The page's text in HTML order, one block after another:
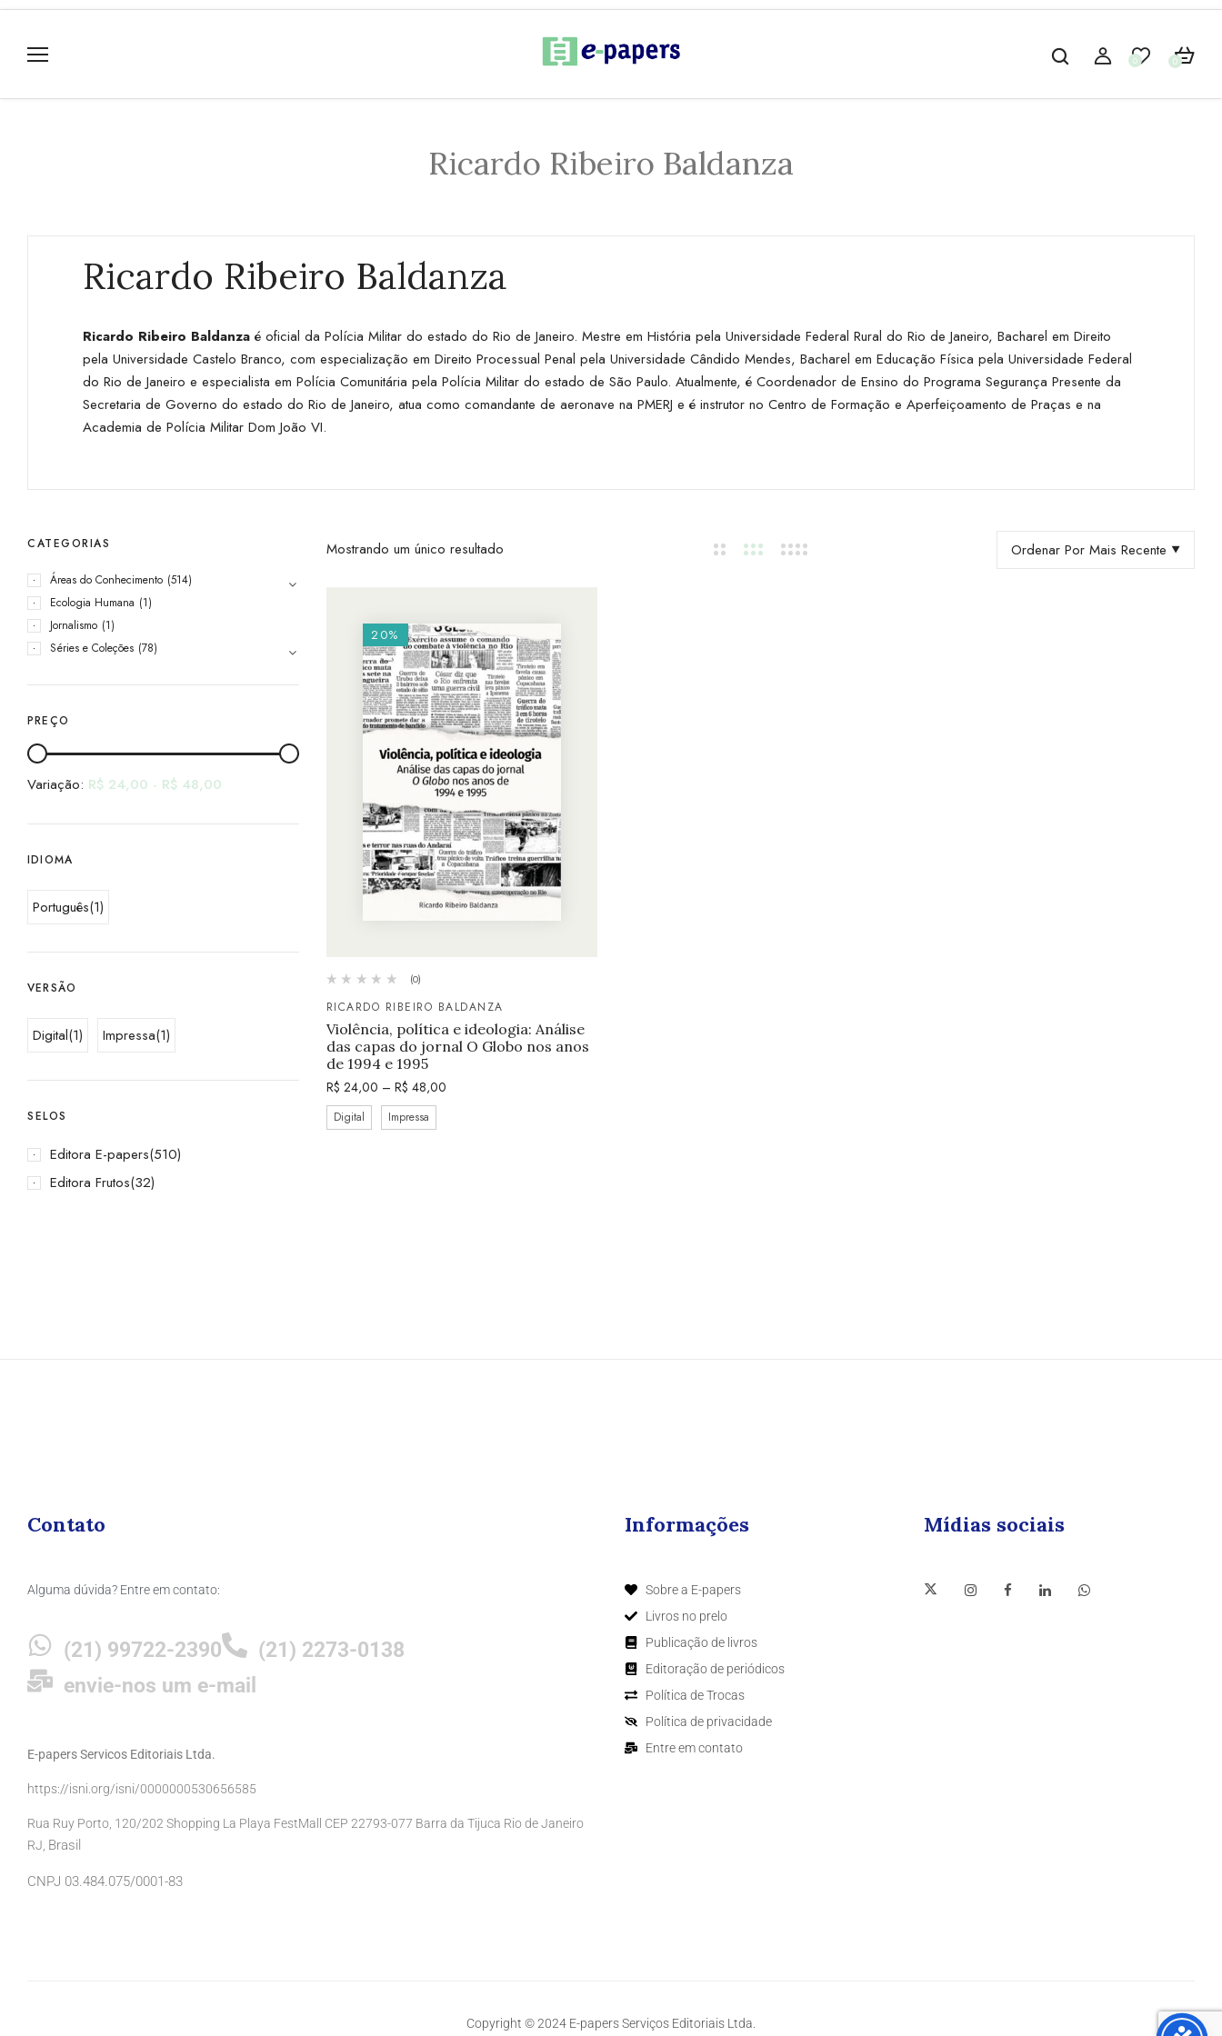
0 0
Ricardo Ribeiro Baldanza
Ricardo Ribeiro Baldanza
Ricardo Ribeiro Baldanza é oficial da Polícia Militar do estado do Rio de Janeiro. Mestre em História pela Universidade Federal Rural do Rio de Janeiro, Bacharel em Direito
pela Universidade Castelo Branco, com especialização em Direito Processual Penal pela Universidade Cândido Mendes, Bacharel em Educação Física pela Universidade Federal
do Rio de Janeiro e especialista em Polícia Comunitária pela Polícia Militar do estado de São Paulo. Atualmente, é Coordenador de Ensino do Programa Segurança Presente da
Secretaria de Governo do estado do Rio de Janeiro, atua como comandante de aeronave na PMERJ e é instrutor no Centro de Formação e Aperfeiçoamento de Praças e na
Academia de Polícia Militar Dom João VI.
CATEGORIAS
Áreas do Conhecimento (514)
Ecologia Humana (1)
Jornalismo (1)
Séries e Coleções (78)
PREÇO
Variação: R$ 24,00 - R$ 48,00
IDIOMA
Português(1)
VERSÃO
Digital(1) Impressa(1)
SELOS
Editora E-papers(510)
Editora Frutos(32)
Mostrando um único resultado Ordenar Por Mais Recente
20%
(0)
RICARDO RIBEIRO BALDANZA
Violência, política e ideologia: Análise
das capas do jornal O Globo nos anos
de 1994 e 1995
R$ 24,00 – R$ 48,00
Digital Impressa
Contato
Alguma dúvida? Entre em contato:
(21) 99722-2390
(21) 2273-0138
envie-nos um e-mail
E-papers Servicos Editoriais Ltda.
https://isni.org/isni/0000000530656585
Rua Ruy Porto, 120/202 Shopping La Playa FestMall CEP 22793-077 Barra da Tijuca Rio de Janeiro
RJ, Brasil
CNPJ 03.484.075/0001-83
Informações
Sobre a E-papers
Livros no prelo
Publicação de livros
Editoração de periódicos
Política de Trocas
Política de privacidade
Entre em contato
Mídias sociais
Copyright © 2024 E-papers Serviços Editoriais Ltda.